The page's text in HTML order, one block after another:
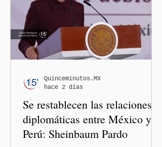
de oficio contra ambas
legisladoras por las
expresiones realizadas en
el podcast DesCasadas,
luego de que sus
señalados como
discriminatorios hacia
hombres y personas adultas
mayores.
Se restablecen las relaciones
diplomáticas entre México y
Perú: Sheinbaum Pardo
Quinceminutos.MX
hace 2 días